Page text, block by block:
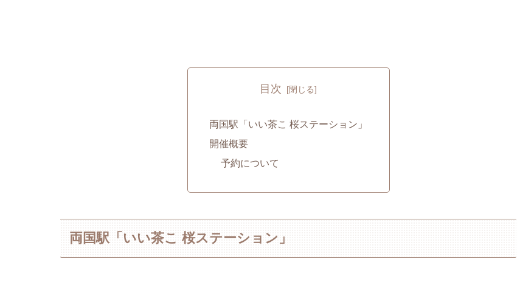
目次
両国駅「いい茶こ 桜ステーション」
開催概要
予約について
両国駅「いい茶こ 桜ステーション」